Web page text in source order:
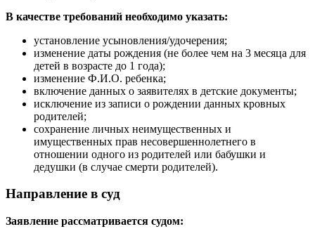
В качестве требований необходимо указать:
установление усыновления/удочерения;
изменение даты рождения (не более чем на 3 месяца для
детей в возрасте до 1 года);
изменение Ф.И.О. ребенка;
включение данных о заявителях в детские документы;
исключение из записи о рождении данных кровных
родителей;
сохранение личных неимущественных и
имущественных прав несовершеннолетнего в
отношении одного из родителей или бабушки и
дедушки (в случае смерти родителей).
Направление в суд
Заявление рассматривается судом: